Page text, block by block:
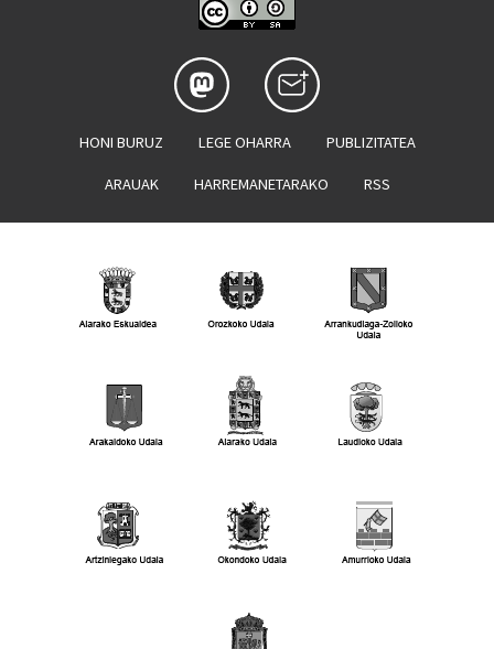
HONI BURUZ LEGE OHARRA PUBLIZITATEA
ARAUAK HARREMANETARAKO RSS